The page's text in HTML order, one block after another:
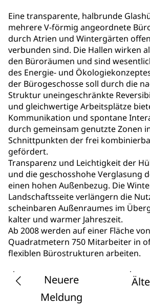
Eine transparente, halbrunde
mehrere V-förmig angeordnete
durch Atrien und Wintergärten
verbunden sind. Die Hallen wirken
den Büroräumen und sind
des Energie- und
der Bürogeschosse soll durch die
Struktur uneingeschränkte
und gleichwertige Arbeitsplätze
Kommunikation und spontane
durch gemeinsam genutzte Zonen
Schnittpunkten der frei
gefördert.
Transparenz und Leichtigkeit der
und die geschosshohe Verglasung
einen hohen Außenbezug. Die
Landschaftsseite verlängern die
scheinbaren Außenraumes im
kalter und warmer Jahreszeit.
Ab 2008 werden auf einer Fläche
Quadratmetern 750 Mitarbeiter in
flexiblen Bürostrukturen arbeiten.
Neuere
Meldung